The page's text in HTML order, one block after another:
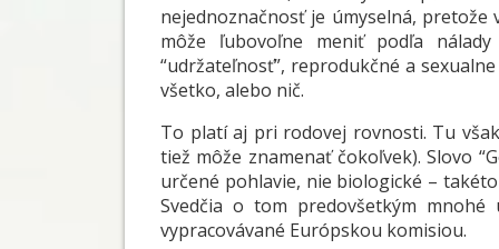
nejednoznačnosť je úmyselná,
môže ľubovoľne meniť podľa nálady
“udržateľnosť”, reprodukčné a
všetko, alebo nič.
To platí aj pri rodovej rovnosti. Tu
tiež môže znamenať čokoľvek). Slovo
určené pohlavie, nie biologické –
Svedčia o tom predovšetkým
vypracovávané Európskou komisiou.